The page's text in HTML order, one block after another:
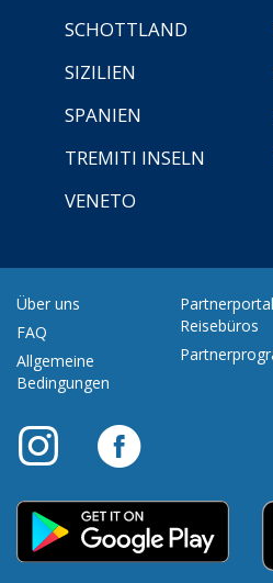
SCHOTTLAND
SIZILIEN
SPANIEN
TREMITI INSELN
VENETO
Über uns
FAQ
Allgemeine
Bedingungen
Reisebüros